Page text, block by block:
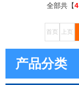
全部共【4
首页 上页
产品分类